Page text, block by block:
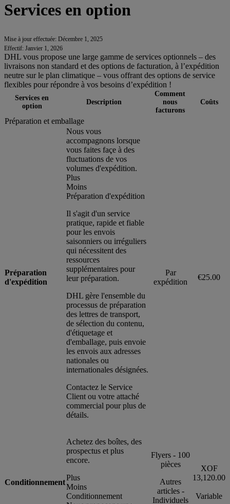
Services en option
Mise à jour effectuée: Décembre 1, 2025
Effectif: Janvier 1, 2026
DHL vous propose une large gamme de services optionnels – des
livraisons non standard et des options de facturation, à l’expédition
neutre sur le plan climatique – vous offrant des options de service
flexibles pour répondre à vos besoins d’expédition !
Services en
option
Description
Comment
nous
facturons
Coûts
Préparation et emballage
Préparation
d'expédition
Nous vous
accompagnons lorsque
vous faites façe à des
fluctuations de vos
volumes d'expédition.
Plus
Moins
Préparation d'expédition
Il s'agit d'un service
pratique, rapide et fiable
pour les envois
saisonniers ou irréguliers
qui nécessitent des
ressources
supplémentaires pour
leur préparation.
DHL gère l'ensemble du
processus de préparation
des lettres de transport,
de sélection du contenu,
d'étiquetage et
d'emballage, puis envoie
les envois aux adresses
nationales ou
internationales désignées.
Contactez le Service
Client ou votre attaché
commercial pour plus de
détails.
Par
expédition
€25.00
Conditionnement
Achetez des boîtes, des
prospectus et plus
encore.
Plus
Moins
Conditionnement
Flyers - 100
pièces
Autres
articles -
Individuels
XOF
13,120.00
Variable